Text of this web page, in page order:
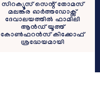
സിറക്യൂസ്‌ സെന്റ് തോമസ്
മലങ്കര ഓർത്തഡോക്സ്
ദേവാലയത്തിൽ ഫാമിലി
ആൻഡ് യൂത്ത്
കോൺഫറൻസ് കിക്കോഫ്
ശ്രദ്ധേയമായി